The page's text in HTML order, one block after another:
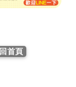
回首頁